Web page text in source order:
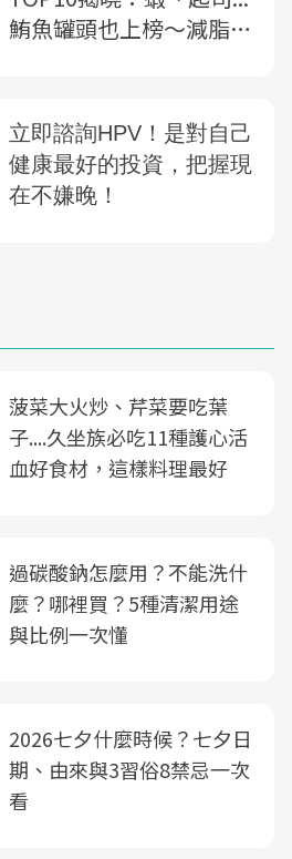
鮪魚罐頭也上榜～減脂食
菠菜大火炒、芹菜要吃葉
子....久坐族必吃11種護心活
血好食材，這樣料理最好
過碳酸鈉怎麼用？不能洗什
麼？哪裡買？5種清潔用途
與比例一次懂
2026七夕什麼時候？七夕日
期、由來與3習俗8禁忌一次
看